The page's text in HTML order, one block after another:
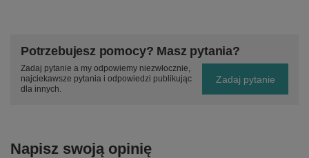
Potrzebujesz pomocy? Masz pytania?
Zadaj pytanie a my odpowiemy niezwłocznie,
najciekawsze pytania i odpowiedzi publikując
dla innych.
Zadaj pytanie
Napisz swoją opinię